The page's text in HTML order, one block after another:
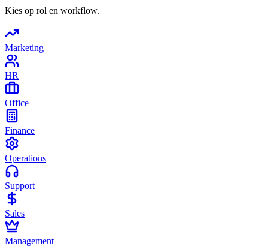
Kies op rol en workflow.
Marketing
HR
Office
Finance
Operations
Support
Sales
Management